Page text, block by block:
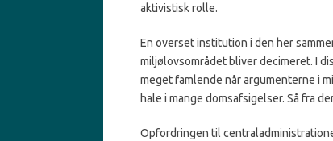
aktivistisk rolle.
En overset institution i den her
miljølovsområdet bliver decimeret. I
meget famlende når argumenterne i
hale i mange domsafsigelser. Så fra
Opfordringen til